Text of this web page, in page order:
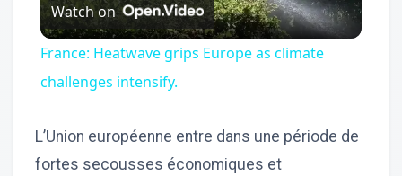
Video
Watch on
France: Heatwave grips Europe as climate
challenges intensify.
L’Union européenne entre dans une période de
fortes secousses économiques et